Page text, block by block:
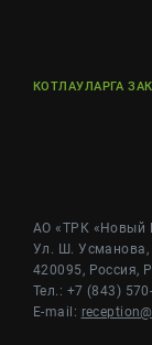
КОТЛАУЛАРГА
АО «ТРК «Новый
Ул. Ш. Усманова,
420095, Россия,
Тел.: +7 (843)
E-mail: